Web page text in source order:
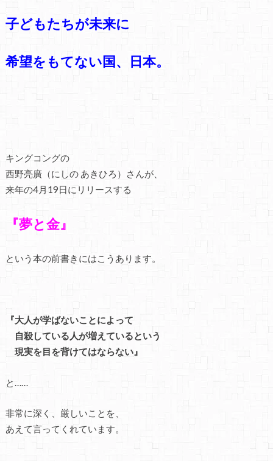
子どもたちが未来に
希望をもてない国、 日本。
キングコングの
西野亮廣（にしの あきひろ）さんが、
来年の4月19日にリリースする
『夢と金』
という本の前書きにはこうあります。
『大人が学ばないことによって
自殺している人が増えているという
現実を目を背けてはならない』
と……
非常に深く、厳しいことを、
あえて言ってくれています。